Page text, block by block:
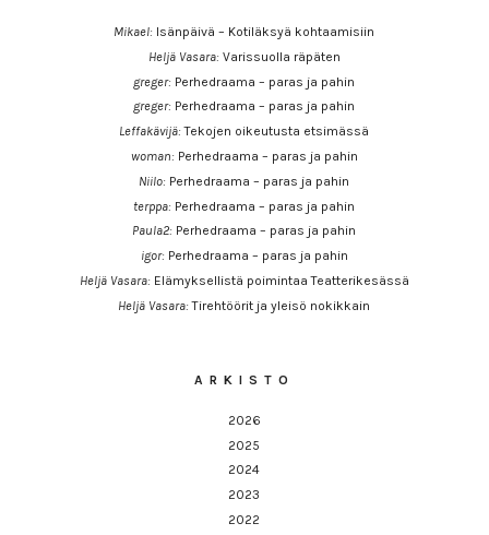
Mikael: Isänpäivä – Kotiläksyä kohtaamisiin
Heljä Vasara: Varissuolla räpäten
greger: Perhedraama – paras ja pahin
greger: Perhedraama – paras ja pahin
Leffakävijä:Tekojen oikeutusta etsimässä
woman: Perhedraama – paras ja pahin
Niilo: Perhedraama – paras ja pahin
terppa: Perhedraama – paras ja pahin
Paula2: Perhedraama – paras ja pahin
igor: Perhedraama – paras ja pahin
Heljä Vasara: Elämyksellistä poimintaa Teatterikesässä
Heljä Vasara:Tirehtöörit ja yleisö nokikkain
ARKISTO
2026
2025
2024
2023
2022